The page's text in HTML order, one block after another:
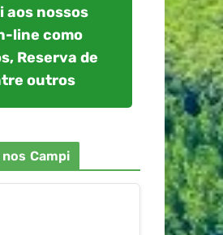
aos nossos
line como
Reserva de
outros
Campi